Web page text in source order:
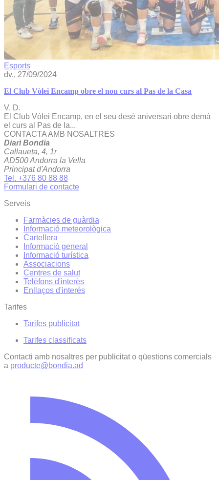
Esports
dv., 27/09/2024
El Club Vòlei Encamp obre el nou curs al Pas de la Casa
V. D.
El Club Vòlei Encamp, en el seu desè aniversari obre demà
el curs al Pas de la...
CONTACTA AMB NOSALTRES
Diari Bondia
Callaueta, 4, 1r
AD500 Andorra la Vella
Principat d'Andorra
Tel. +376 80 88 88
Formulari de contacte
Serveis
Farmàcies de guàrdia
Informació meteorològica
Cartellera
Informació general
Informació turística
Associacions
Centres de salut
Telèfons d'interès
Enllaços d'interés
Tarifes
Tarifes publicitat
Tarifes classificats
Contacti amb nosaltres per publicitat o qüestions comercials
a producte@bondia.ad